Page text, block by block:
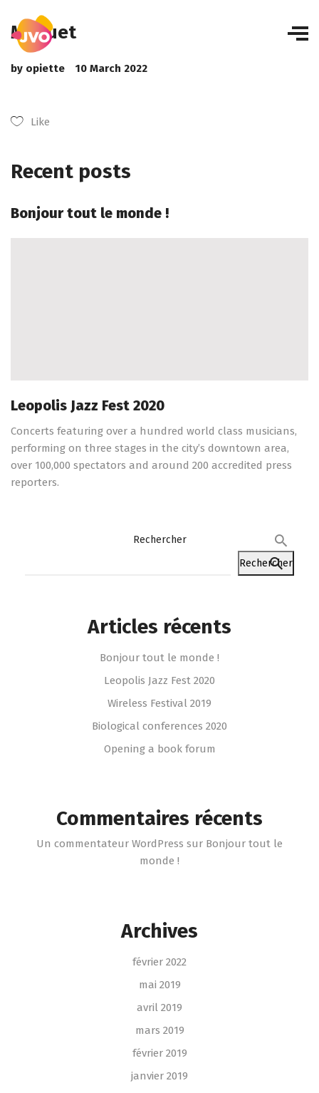
Maquet
by opiette 10 March 2022
Like
Recent posts
Bonjour tout le monde !
Leopolis Jazz Fest 2020
Concerts featuring over a hundred world class musicians,
performing on three stages in the city’s downtown area,
over 100,000 spectators and around 200 accredited press
reporters.
Rechercher
Rechercher
Articles récents
Bonjour tout le monde !
Leopolis Jazz Fest 2020
Wireless Festival 2019
Biological conferences 2020
Opening a book forum
Commentaires récents
Un commentateur WordPress sur Bonjour tout le
monde !
Archives
février 2022
mai 2019
avril 2019
mars 2019
février 2019
janvier 2019